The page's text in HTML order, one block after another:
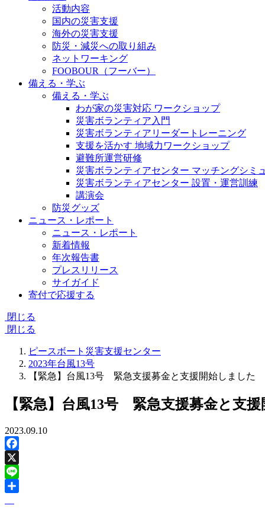
活動内容
国内の災害支援
海外の災害支援
防災・減災への取り組み
ネットワーキング
FOOBOUR（フーバー）
備える・学ぶ
備える・学ぶ
わが家の災害対応 ワークショップ
災害ボランティア入門
災害ボランティアリーダートレーニング
支援を活かす 地域力ワークショップ
避難所運営研修
災害ボランティアセンター マッチングシミ
災害ボランティアセンター 設置・運営訓練
講演会
防災グッズ
ニュース・レポート
ニュース・レポート
新着情報
年次報告書
プレスリリース
サイガイド
寄付で応援する
閉じる
閉じる
ピースボート災害支援センター
2023年台風13号
【緊急】台風13号 緊急支援募金と支援開始しました
【緊急】台風13号 緊急支援募金と支
2023.09.10
Facebook
X
Line